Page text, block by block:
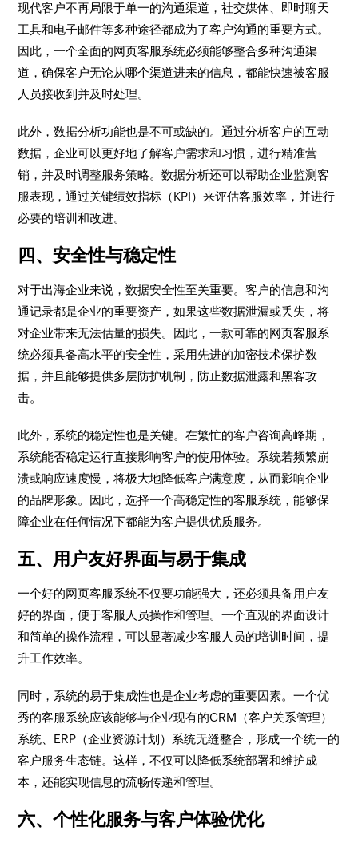
现代客户不再局限于单一的沟通渠道，社交媒体、即时聊天
工具和电子邮件等多种途径都成为了客户沟通的重要方式。
因此，一个全面的网页客服系统必须能够整合多种沟通渠
道，确保客户无论从哪个渠道进来的信息，都能快速被客服
人员接收到并及时处理。
此外，数据分析功能也是不可或缺的。通过分析客户的互动
数据，企业可以更好地了解客户需求和习惯，进行精准营
销，并及时调整服务策略。数据分析还可以帮助企业监测客
服表现，通过关键绩效指标（KPI）来评估客服效率，并进行
必要的培训和改进。
四、安全性与稳定性
对于出海企业来说，数据安全性至关重要。客户的信息和沟
通记录都是企业的重要资产，如果这些数据泄漏或丢失，将
对企业带来无法估量的损失。因此，一款可靠的网页客服系
统必须具备高水平的安全性，采用先进的加密技术保护数
据，并且能够提供多层防护机制，防止数据泄露和黑客攻
击。
此外，系统的稳定性也是关键。在繁忙的客户咨询高峰期，
系统能否稳定运行直接影响客户的使用体验。系统若频繁崩
溃或响应速度慢，将极大地降低客户满意度，从而影响企业
的品牌形象。因此，选择一个高稳定性的客服系统，能够保
障企业在任何情况下都能为客户提供优质服务。
五、用户友好界面与易于集成
一个好的网页客服系统不仅要功能强大，还必须具备用户友
好的界面，便于客服人员操作和管理。一个直观的界面设计
和简单的操作流程，可以显著减少客服人员的培训时间，提
升工作效率。
同时，系统的易于集成性也是企业考虑的重要因素。一个优
秀的客服系统应该能够与企业现有的CRM（客户关系管理）
系统、ERP（企业资源计划）系统无缝整合，形成一个统一的
客户服务生态链。这样，不仅可以降低系统部署和维护成
本，还能实现信息的流畅传递和管理。
六、个性化服务与客户体验优化